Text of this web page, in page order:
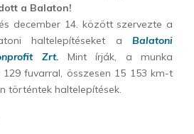
a Balaton!
december 14. között szervezte a
haltelepítéseket a Balatoni
Zrt. Mint írják, a munka
fuvarral, összesen 15 153 km-t
történtek haltelepítések.